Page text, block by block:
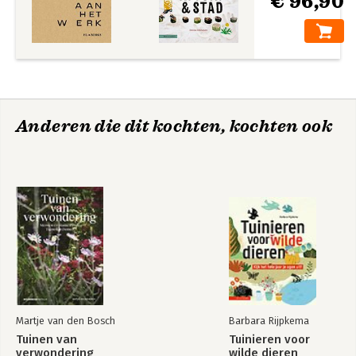
Anderen die dit kochten, kochten ook
Martje van den Bosch
Tuinen van
verwondering
Barbara Rijpkema
Tuinieren voor
wilde dieren